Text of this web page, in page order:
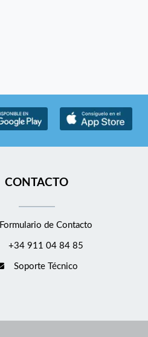
CONTACTO
Formulario de Contacto
+34 911 04 84 85
Soporte Técnico